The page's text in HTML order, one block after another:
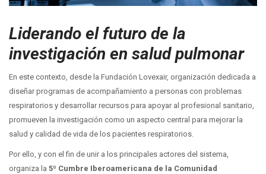
Liderando el futuro de la
investigación en salud pulmonar
En este contexto, desde la Fundación Lovexair, organización dedicada a
diseñar programas de acompañamiento a personas con problemas
respiratorios y desarrollar recursos para apoyar al profesional sanitario,
promueven la investigación como un aspecto central para mejorar la
salud y calidad de vida de los pacientes respiratorios.
Por ello, y con el fin de unir a los principales actores del sistema,
organiza la 5º Cumbre Iberoamericana de la Comunidad